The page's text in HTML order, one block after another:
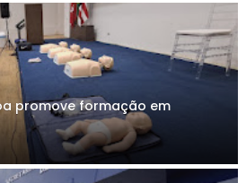
promove formação em